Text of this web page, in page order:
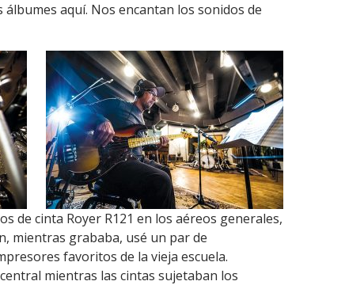
aquí. Nos encantan los sonidos de
de cinta Royer R121 en los aéreos generales,
mientras grababa, usé un par de
favoritos de la vieja escuela.
mientras las cintas sujetaban los